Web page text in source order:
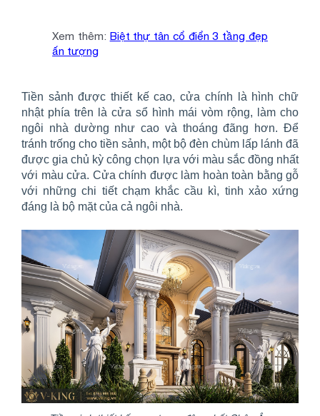
Xem thêm: Biệt thự tân cổ điển 3 tầng đẹp
ấn tượng
Tiền sảnh được thiết kế cao, cửa chính là hình chữ
nhật phía trên là cửa sổ hình mái vòm rộng, làm cho
ngôi nhà dường như cao và thoáng đãng hơn. Để
tránh trống cho tiền sảnh, một bộ đèn chùm lấp lánh đã
được gia chủ kỳ công chọn lựa với màu sắc đồng nhất
với màu cửa. Cửa chính được làm hoàn toàn bằng gỗ
với những chi tiết chạm khắc cầu kì, tinh xảo xứng
đáng là bộ mặt của cả ngôi nhà.